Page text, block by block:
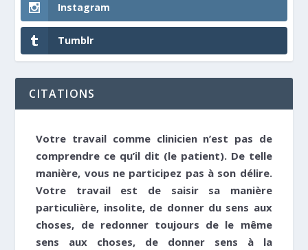
Instagram
Tumblr
CITATIONS
Votre travail comme clinicien n’est pas de
comprendre ce qu’il dit (le patient). De telle
manière, vous ne participez pas à son délire.
Votre travail est de saisir sa manière
particulière, insolite, de donner du sens aux
choses, de redonner toujours de le même
sens aux choses, de donner sens à la